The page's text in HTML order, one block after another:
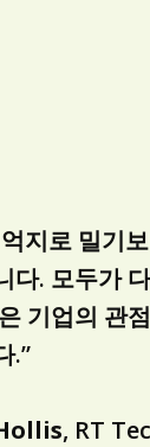
지로 밀기
다. 모두가
기업의 관
.”
, RT